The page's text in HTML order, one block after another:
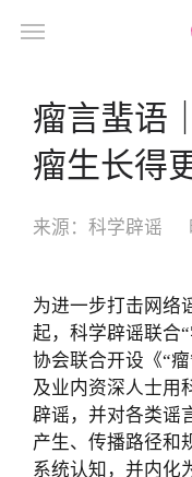
瘤言蜚语
瘤生长得
来源： 科学辟谣
为进一步打击网络
起，科学辟谣联合
协会联合开设《“
及业内资深人士用
辟谣，并对各类谣
产生、传播路径和
系统认知，并内化